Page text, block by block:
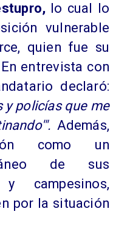
lo cual lo
vulnerable
quien fue su
entrevista con
declaró:
y policías que me
Además,
como un
de sus
campesinos,
por la situación